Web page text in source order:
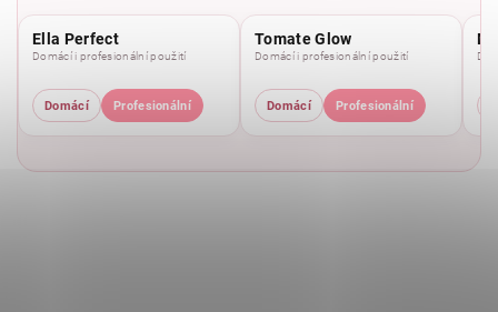
Ella Perfect
Domácí i profesionální použití
Domácí Profesionální
Tomate Glow
Domácí i profesionální použití
Domácí Profesionální